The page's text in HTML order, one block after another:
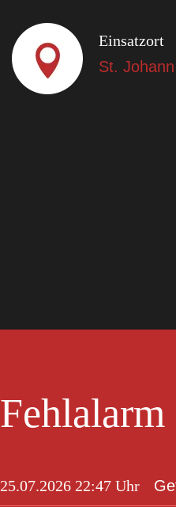
Einsatzort
St. Johann
Fehlalarm
25.07.2026 22:47 Uhr